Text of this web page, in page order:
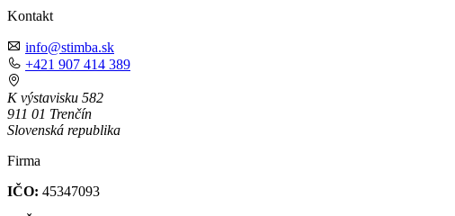
Kontakt
info@stimba.sk
+421 907 414 389
K výstavisku 582
911 01 Trenčín
Slovenská republika
Firma
IČO: 45347093